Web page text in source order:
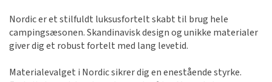
Nordic er et stilfuldt luksusfortelt skabt til brug hele
campingsæsonen. Skandinavisk design og unikke materialer
giver dig et robust fortelt med lang levetid.
Materialevalget i Nordic sikrer dig en enestående styrke.